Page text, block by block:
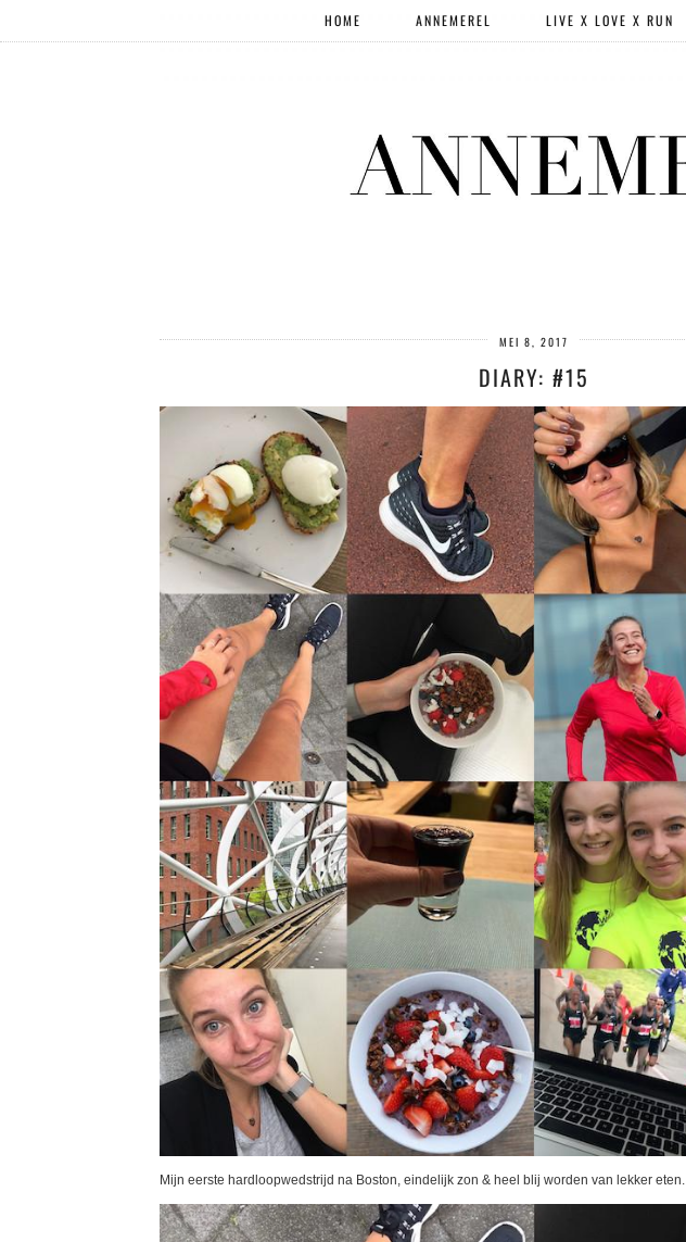
HOME ANNEMEREL LIVE X LOVE X RUN
MEI 8, 2017
DIARY: #15
Mijn eerste hardloopwedstrijd na Boston, eindelijk zon & heel blij worden van lekker eten.